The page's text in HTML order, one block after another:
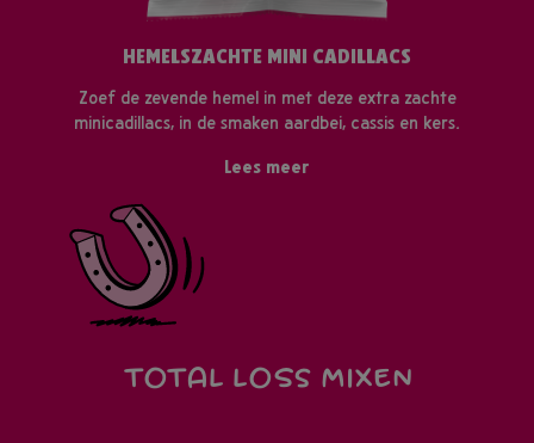
HEMELSZACHTE MINI CADILLACS
Zoef de zevende hemel in met deze extra zachte
minicadillacs, in de smaken aardbei, cassis en kers.
Lees meer
TOTAL LOSS MIXEN